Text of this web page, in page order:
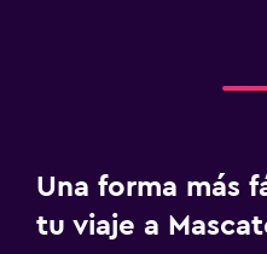
Una forma más
tu viaje a